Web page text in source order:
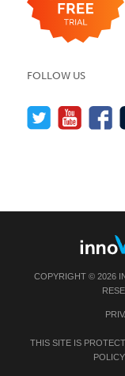
FOLLOW US
COPYRIGHT © 2026
THIS SITE IS
POLICY